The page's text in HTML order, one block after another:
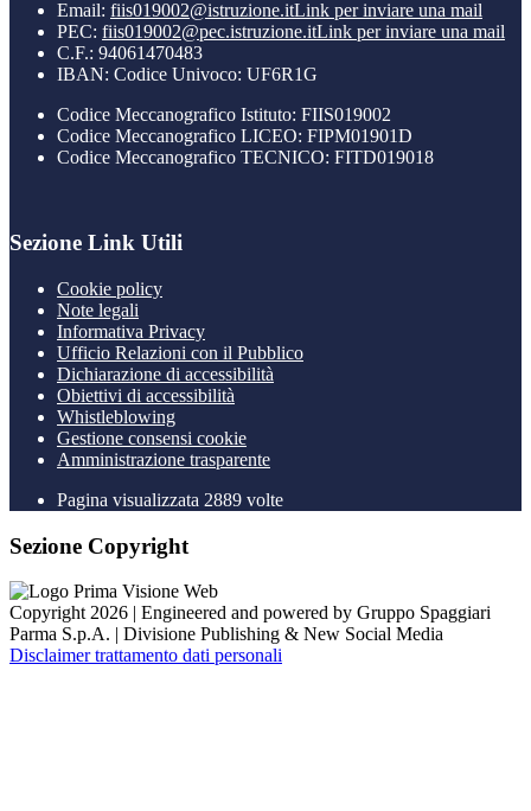
Email: fiis019002@istruzione.itLink per inviare una mail
PEC: fiis019002@pec.istruzione.itLink per inviare una mail
C.F.: 94061470483
IBAN: Codice Univoco: UF6R1G
Codice Meccanografico Istituto: FIIS019002
Codice Meccanografico LICEO: FIPM01901D
Codice Meccanografico TECNICO: FITD019018
Sezione Link Utili
Cookie policy
Note legali
Informativa Privacy
Ufficio Relazioni con il Pubblico
Dichiarazione di accessibilità
Obiettivi di accessibilità
Whistleblowing
Gestione consensi cookie
Amministrazione trasparente
Pagina visualizzata 2889 volte
Sezione Copyright
Copyright 2026 | Engineered and powered by Gruppo Spaggiari
Parma S.p.A. | Divisione Publishing & New Social Media
Disclaimer trattamento dati personali